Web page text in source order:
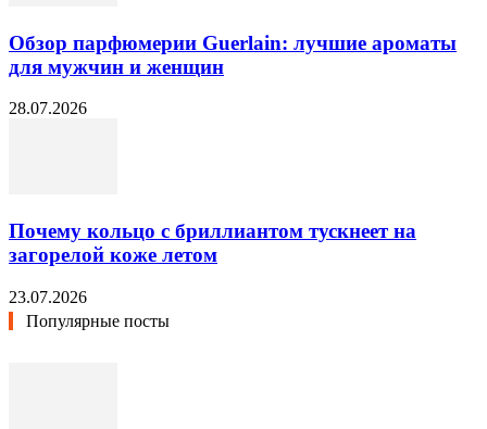
Обзор парфюмерии Guerlain: лучшие ароматы
для мужчин и женщин
28.07.2026
Почему кольцо с бриллиантом тускнеет на
загорелой коже летом
23.07.2026
Популярные посты